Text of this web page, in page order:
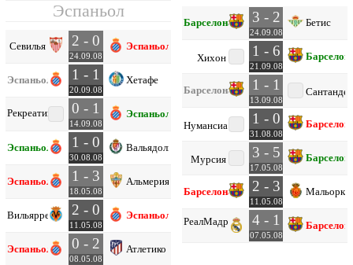
Эспаньол
Севилья 2 - 0
24.09.08
Эспаньол
Эспаньол 1 - 1
20.09.08
Хетафе
Рекреативо 0 - 1
14.09.08
Эспаньол
Эспаньол 1 - 0
30.08.08
Вальядолид
Эспаньол 1 - 3
18.05.08
Альмерия
Вильярреал 2 - 0
11.05.08
Эспаньол
Эспаньол 0 - 2
08.05.08
Атлетико
Барселона 3 - 2
24.09.08
Бетис
Хихон 1 - 6
21.09.08
Барселона 1 - 1
13.09.08
Сантандер
Нумансиа 1 - 0
31.08.08
Мурсия 3 - 5
17.05.08
Барселона 2 - 3
11.05.08
Мальорка
РеалМадрид 4 - 1
07.05.08